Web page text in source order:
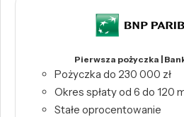
Pierwsza pożyczka |
Pożyczka do 230 000 zł
Okres spłaty od 6 do 120
Stałe oprocentowanie